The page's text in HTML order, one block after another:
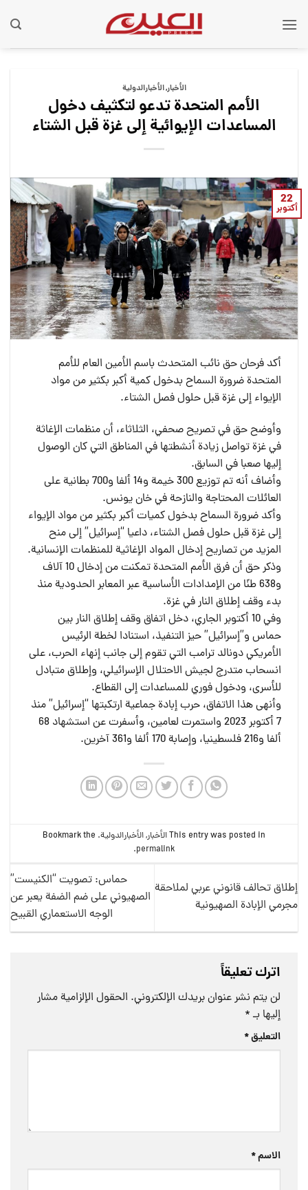
الأخبار,الأخبارالدولية
الأمم المتحدة تدعو لتكثيف دخول
المساعدات الإيوائية إلى غزة قبل الشتاء
22
أكتوبر
أكد فرحان حق نائب المتحدث باسم الأمين العام للأمم
المتحدة ضرورة السماح بدخول كمية أكبر بكثير من مواد
الإيواء إلى غزة قبل حلول فصل الشتاء.
وأوضح حق في تصريح صحفي، الثلاثاء، أن منظمات الإغاثة
في غزة تواصل زيادة أنشطتها في المناطق التي كان الوصول
إليها صعبا في السابق.
وأضاف أنه تم توزيع 300 خيمة و14 ألفا و700 بطانية على
العائلات المحتاجة والنازحة في خان يونس.
وأكد ضرورة السماح بدخول كميات أكبر بكثير من مواد الإيواء
إلى غزة قبل حلول فصل الشتاء، داعيا “إسرائيل” إلى منح
المزيد من تصاريح إدخال المواد الإغاثية للمنظمات الإنسانية.
وذكر حق أن فرق الأمم المتحدة تمكنت من إدخال 10 آلاف
و638 طنًا من الإمدادات الأساسية عبر المعابر الحدودية منذ
بدء وقف إطلاق النار في غزة.
وفي 10 أكتوبر الجاري، دخل اتفاق وقف إطلاق النار بين
حماس و”إسرائيل” حيز التنفيذ، استنادا لخطة الرئيس
الأمريكي دونالد ترامب التي تقوم إلى جانب إنهاء الحرب، على
انسحاب متدرج لجيش الاحتلال الإسرائيلي، وإطلاق متبادل
للأسرى، ودخول فوري للمساعدات إلى القطاع.
وأنهى هذا الاتفاق، حرب إبادة جماعية ارتكبتها “إسرائيل” منذ
7 أكتوبر 2023 واستمرت لعامين، وأسفرت عن استشهاد 68
ألفا و216 فلسطينيا، وإصابة 170 ألفا و361 آخرين.
This entry was posted inالأخبار,الأخبارالدولية. Bookmark the
permalink
.
إطلاق تحالف قانوني عربي لملاحقة
مجرمي الإبادة الصهيونية
حماس: تصويت “الكنيست”
الصهيوني على ضم الضفة يعبر عن
الوجه الاستعماري القبيح
اترك تعليقاً
لن يتم نشر عنوان بريدك الإلكتروني. الحقول الإلزامية مشار
إليها بـ *
التعليق*
الاسم*